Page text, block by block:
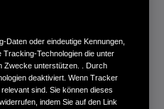
Für alle,
Daten oder eindeutige Kennungen,
Technologien die unter
Zwecke unterstützen. . Durch
deaktiviert. Wenn Tracker
sind. Sie können dieses
indem Sie auf den Link